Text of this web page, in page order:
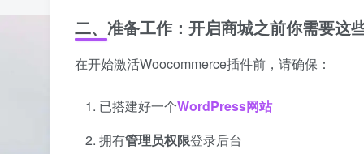
二、准备工作：开启商城之前你需要这
在开始激活Woocommerce插件前，请确保：
已搭建好一个WordPress网站
拥有管理员权限登录后台